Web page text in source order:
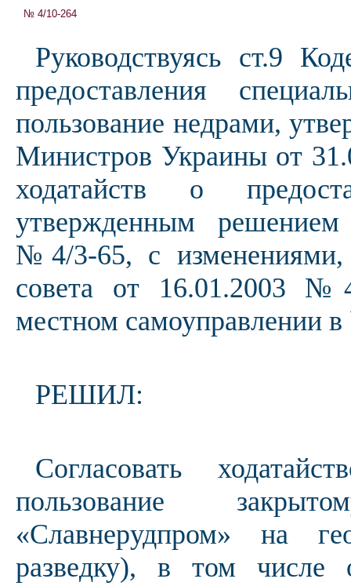
№ 4/10-264
Руководствуясь ст.9
предоставления
пользование недрами,
Министров Украины от
ходатайств о
утвержденным
№4/3-65, с изменениями,
совета от 16.01.2003
местном самоуправлении в
РЕШИЛ:
Согласовать
пользование
«Славнерудпром» на
разведку), в том числе